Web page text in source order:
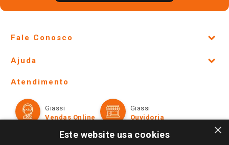
Fale Conosco
Lojas Físicas e Horários
Ofertas
Televendas
Ajuda
Formas de Pagamento
Políticas de entrega
Trocas e Devoluções
Atendimento
Giassi
Vendas Online
Giassi
Ouvidoria
×
Este website usa cookies